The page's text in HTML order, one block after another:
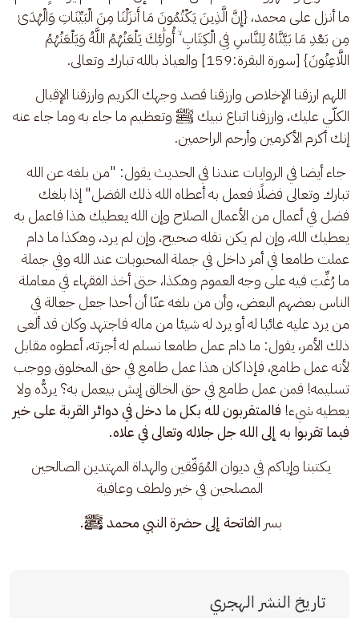
ما أنزل على محمد، {إِنَّ الَّذِينَ يَكْتُمُونَ مَا أَنزَلْنَا مِنَ الْبَيِّنَاتِ وَالْهُدَىٰ
مِن بَعْدِ مَا بَيَّنَّاهُ لِلنَّاسِ فِي الْكِتَابِ ۙ أُولَٰئِكَ يَلْعَنُهُمُ اللَّهُ وَيَلْعَنُهُمُ
اللَّاعِنُونَ} [سورة البقرة:159] والعياذ بالله تبارك وتعالى.
اللهم ارزقنا الإخلاص وارزقنا قصد وجهك الكريم وارزقنا الإقبال
الكلّي عليك، وارزقنا اتباع نبيك ﷺ وتعظيم ما جاء به وما جاء عنه
إنك أكرم الأكرمين وأرحم الراحمين.
جاء أيضا في الروايات عندنا في الحديث يقول: "من بلغه عن الله
تبارك وتعالى فضلًا فعمل به أعطاه الله ذلك الفضل" إذا بلغك
فضل في أعمال من الأعمال الصلاح وإن الله يعطيك هذا فاعمل به
يعطيك الله، وإن لم يكن نقله صحيح، وإن لم يرد، وهكذا ما دام
عملت طامعا في أمر داخل في جملة المحبوبات عند الله وفي جملة
ما رُغِّبَ فيه على وجه العموم وهكذا، حتى أخذ الفقهاء في معاملة
الناس بعضهم البعض، وأن من بلغه عنّا أن أحدا جعل جعالة في
من يرد عليه غائبا له أو يرد له شيئا من ماله فاجتهد وكان قد ألغى
ذلك الأمر، يقول: ما دام عمل طامعا نسلم له أجرته، أعطوه مقابل
لأنه عمل طامع، فإذا كان هذا عمل طامع في حق المخلوق ووجب
تسليمه! فمن عمل طامع في حق الخالق إيش بيعمل به؟ يردُّه ولا
يعطيه شيء! فالمتقربون لله بكل ما دخل في دوائر القربة على خير
فيما تقربوا به إلى الله جل جلاله وتعالى في علاه.
يكتبنا وإياكم في ديوان المُوَفّقين والهداة المهتدين الصالحين
المصلحين في خير ولطف وعافية
بسر الفاتحة إلى حضرة النبي محمد ﷺ.
تاريخ النشر الهجري